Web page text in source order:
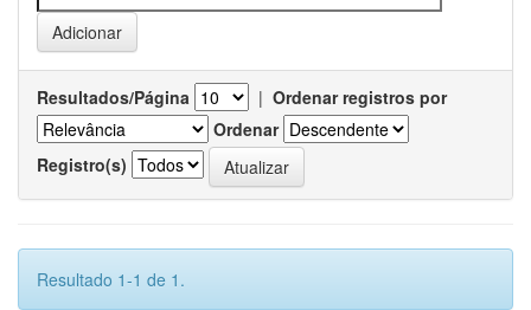
Resultados/Página | Ordenar registros por
Ordenar
Registro(s)
Resultado 1-1 de 1.